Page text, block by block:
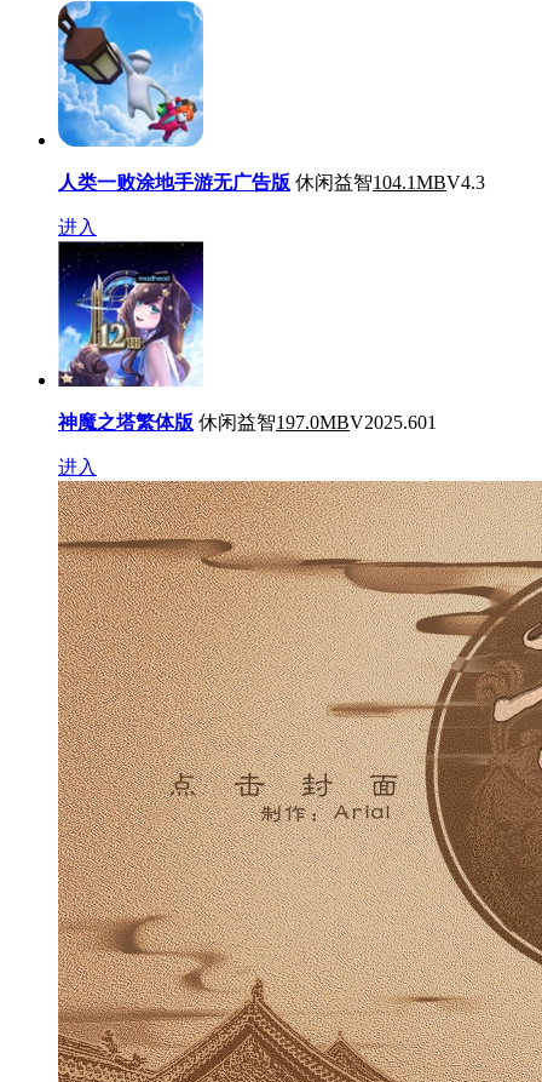
人类一败涂地手游无广告版 休闲益智104.1MBV4.3
进入
神魔之塔繁体版 休闲益智197.0MBV2025.601
进入